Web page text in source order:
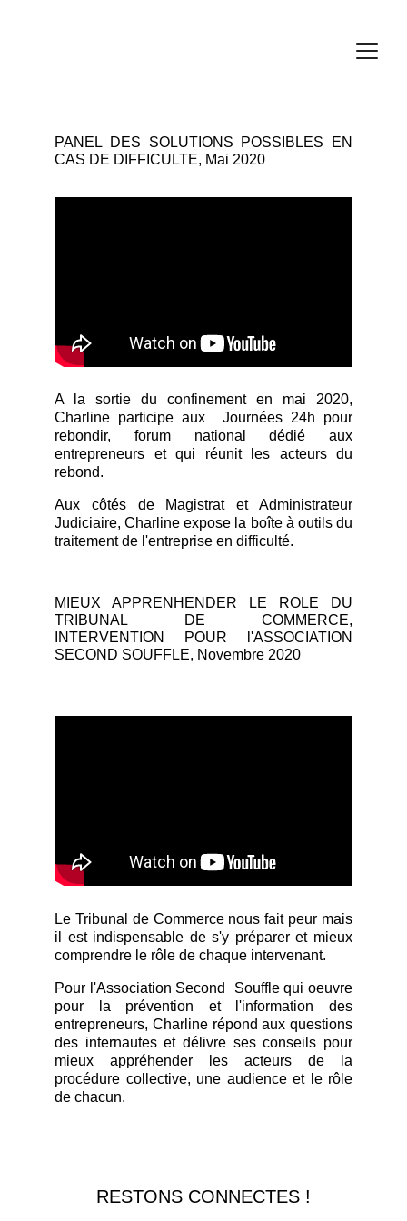
PANEL DES SOLUTIONS POSSIBLES EN
CAS DE DIFFICULTE, Mai 2020
A la sortie du confinement en mai 2020,
Charline participe aux Journées 24h pour
rebondir, forum national dédié aux
entrepreneurs et qui réunit les acteurs du
rebond.
Aux côtés de Magistrat et Administrateur
Judiciaire, Charline expose la boîte à outils du
traitement de l'entreprise en difficulté.
MIEUX APPRENHENDER LE ROLE DU
TRIBUNAL DE COMMERCE,
INTERVENTION POUR l'ASSOCIATION
SECOND SOUFFLE, Novembre 2020
Le Tribunal de Commerce nous fait peur mais
il est indispensable de s'y préparer et mieux
comprendre le rôle de chaque intervenant.
Pour l'Association Second Souffle qui oeuvre
pour la prévention et l'information des
entrepreneurs, Charline répond aux questions
des internautes et délivre ses conseils pour
mieux appréhender les acteurs de la
procédure collective, une audience et le rôle
de chacun.
RESTONS CONNECTES !